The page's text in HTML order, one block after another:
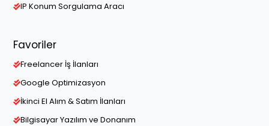
IP Konum Sorgulama Aracı
Favoriler
Freelancer İş İlanları
Google Optimizasyon
İkinci El Alım & Satım İlanları
Bilgisayar Yazılım ve Donanım